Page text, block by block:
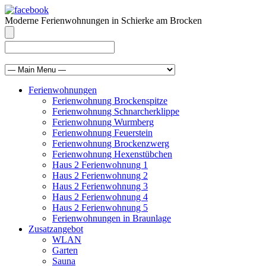
Moderne Ferienwohnungen in Schierke am Brocken
Ferienwohnungen
Ferienwohnung Brockenspitze
Ferienwohnung Schnarcherklippe
Ferienwohnung Wurmberg
Ferienwohnung Feuerstein
Ferienwohnung Brockenzwerg
Ferienwohnung Hexenstübchen
Haus 2 Ferienwohnung 1
Haus 2 Ferienwohnung 2
Haus 2 Ferienwohnung 3
Haus 2 Ferienwohnung 4
Haus 2 Ferienwohnung 5
Ferienwohnungen in Braunlage
Zusatzangebot
WLAN
Garten
Sauna